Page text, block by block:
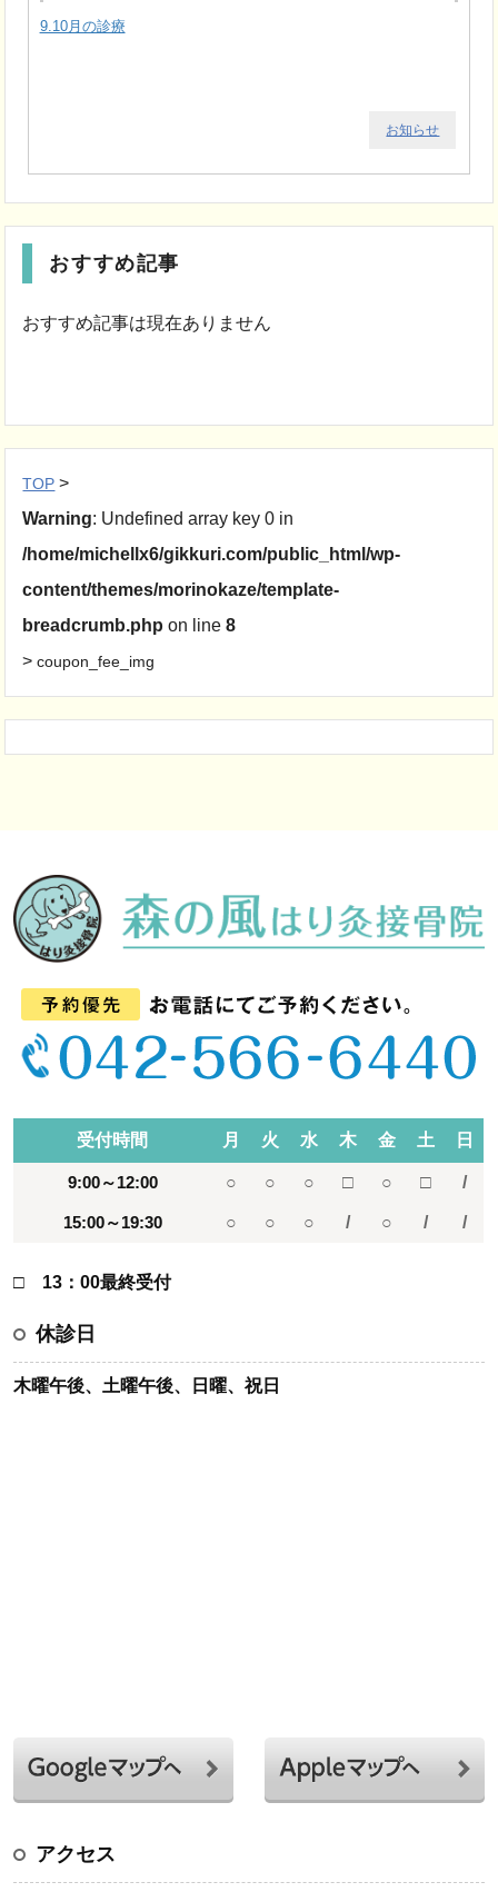
9.10月の診療
お知らせ
おすすめ記事
おすすめ記事は現在ありません
TOP >
Warning: Undefined array key 0 in
/home/michellx6/gikkuri.com/public_html/wp-
content/themes/morinokaze/template-
breadcrumb.php on line8
>coupon_fee_img
受付時間 月 火 水 木 金 土 日
9:00～12:00 ○ ○ ○ □ ○ □ /
15:00～19:30 ○ ○ ○ / ○ / /
□ 13：00最終受付
休診日
木曜午後、土曜午後、日曜、祝日
アクセス